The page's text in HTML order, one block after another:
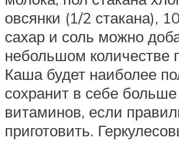
овсянки (1/2 стакана),
сахар и соль можно
небольшом количестве
Каша будет наиболее
сохранит в себе больше
витаминов, если
приготовить.